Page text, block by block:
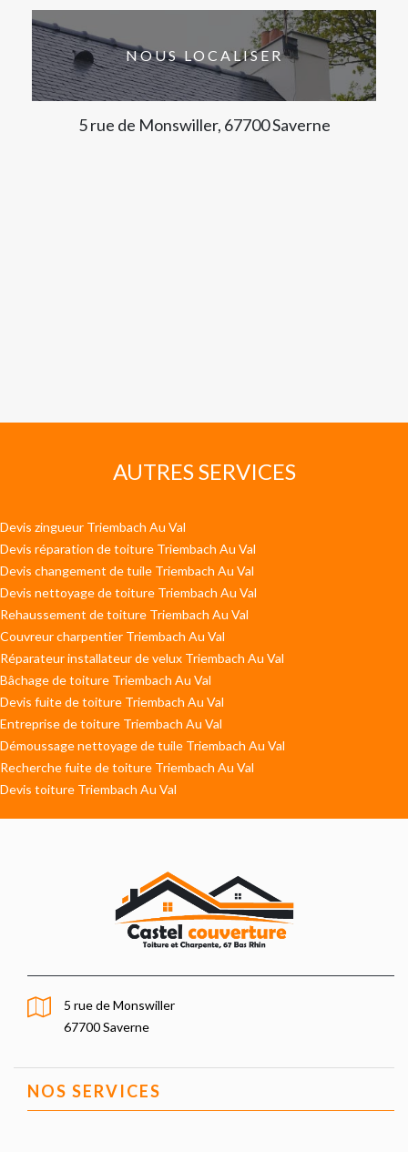
NOUS LOCALISER
5 rue de Monswiller, 67700 Saverne
AUTRES SERVICES
Devis zingueur Triembach Au Val
Devis réparation de toiture Triembach Au Val
Devis changement de tuile Triembach Au Val
Devis nettoyage de toiture Triembach Au Val
Rehaussement de toiture Triembach Au Val
Couvreur charpentier Triembach Au Val
Réparateur installateur de velux Triembach Au Val
Bâchage de toiture Triembach Au Val
Devis fuite de toiture Triembach Au Val
Entreprise de toiture Triembach Au Val
Démoussage nettoyage de tuile Triembach Au Val
Recherche fuite de toiture Triembach Au Val
Devis toiture Triembach Au Val
5 rue de Monswiller
67700 Saverne
NOS SERVICES